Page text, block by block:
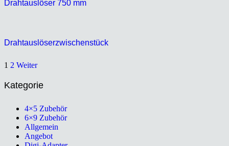
Drahtauslöser 750 mm
Drahtauslöserzwischenstück
1 2 Weiter
Kategorie
4×5 Zubehör
6×9 Zubehör
Allgemein
Angebot